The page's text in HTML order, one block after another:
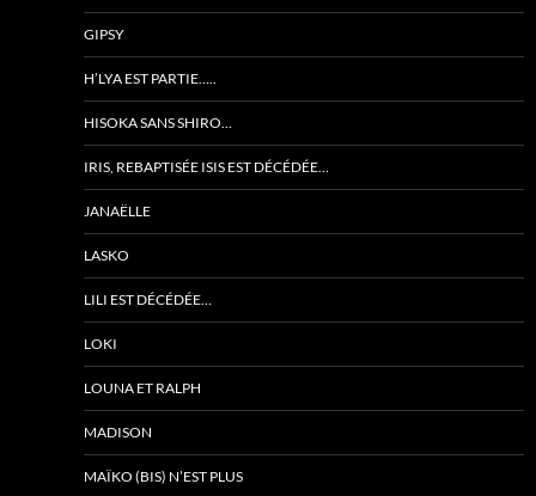
GIPSY
H’LYA EST PARTIE…..
HISOKA SANS SHIRO…
IRIS, REBAPTISÉE ISIS EST DÉCÉDÉE…
JANAËLLE
LASKO
LILI EST DÉCÉDÉE…
LOKI
LOUNA ET RALPH
MADISON
MAÏKO (BIS) N’EST PLUS